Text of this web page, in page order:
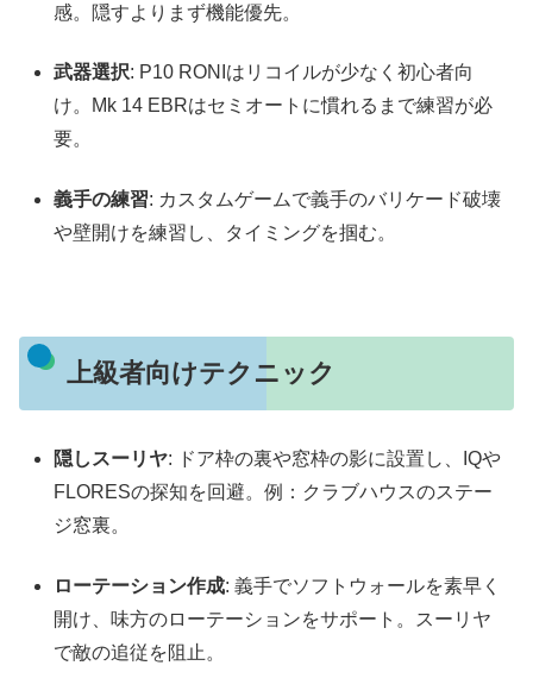
感。隠すよりまず機能優先。
武器選択: P10 RONIはリコイルが少なく初心者向
け。Mk 14 EBRはセミオートに慣れるまで練習が必
要。
義手の練習: カスタムゲームで義手のバリケード破壊
や壁開けを練習し、タイミングを掴む。
上級者向けテクニック
隠しスーリヤ: ドア枠の裏や窓枠の影に設置し、IQや
FLORESの探知を回避。例：クラブハウスのステー
ジ窓裏。
ローテーション作成: 義手でソフトウォールを素早く
開け、味方のローテーションをサポート。スーリヤ
で敵の追従を阻止。